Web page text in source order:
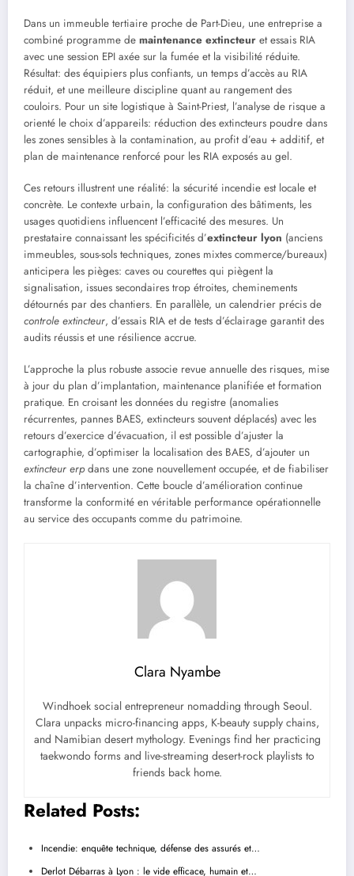
Dans un immeuble tertiaire proche de Part-Dieu, une entreprise a
combiné programme de maintenance extincteur et essais RIA
avec une session EPI axée sur la fumée et la visibilité réduite.
Résultat: des équipiers plus confiants, un temps d’accès au RIA
réduit, et une meilleure discipline quant au rangement des
couloirs. Pour un site logistique à Saint-Priest, l’analyse de risque a
orienté le choix d’appareils: réduction des extincteurs poudre dans
les zones sensibles à la contamination, au profit d’eau + additif, et
plan de maintenance renforcé pour les RIA exposés au gel.
Ces retours illustrent une réalité: la sécurité incendie est locale et
concrète. Le contexte urbain, la configuration des bâtiments, les
usages quotidiens influencent l’efficacité des mesures. Un
prestataire connaissant les spécificités d’extincteur lyon (anciens
immeubles, sous-sols techniques, zones mixtes commerce/bureaux)
anticipera les pièges: caves ou courettes qui piègent la
signalisation, issues secondaires trop étroites, cheminements
détournés par des chantiers. En parallèle, un calendrier précis de
controle extincteur, d’essais RIA et de tests d’éclairage garantit des
audits réussis et une résilience accrue.
L’approche la plus robuste associe revue annuelle des risques, mise
à jour du plan d’implantation, maintenance planifiée et formation
pratique. En croisant les données du registre (anomalies
récurrentes, pannes BAES, extincteurs souvent déplacés) avec les
retours d’exercice d’évacuation, il est possible d’ajuster la
cartographie, d’optimiser la localisation des BAES, d’ajouter un
extincteur erpdans une zone nouvellement occupée, et de fiabiliser
la chaîne d’intervention. Cette boucle d’amélioration continue
transforme la conformité en véritable performance opérationnelle
au service des occupants comme du patrimoine.
Clara Nyambe
Windhoek social entrepreneur nomadding through Seoul.
Clara unpacks micro-financing apps, K-beauty supply chains,
and Namibian desert mythology. Evenings find her practicing
taekwondo forms and live-streaming desert-rock playlists to
friends back home.
Related Posts:
Incendie: enquête technique, défense des assurés et…
Derlot Débarras à Lyon : le vide efficace, humain et…